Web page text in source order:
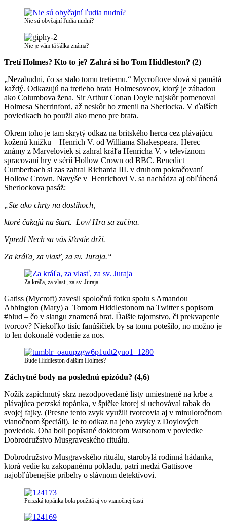
Nie sú obyčajní ľudia nudní?
Nie je vám tá šálka známa?
Tretí Holmes? Kto to je? Zahrá si ho Tom Hiddleston? (2)
„Nezabudni, čo sa stalo tomu tretiemu.“ Mycroftove slová si pamätá
každý. Odkazujú na tretieho brata Holmesovcov, ktorý je záhadou
ako Columbova žena. Sir Arthur Conan Doyle najskôr pomenoval
Holmesa Sherrinford, až neskôr ho zmenil na Sherlocka. V ďalších
poviedkach ho použil ako meno pre brata.
Okrem toho je tam skrytý odkaz na britského herca cez plávajúcu
koženú knižku – Henrich V. od Williama Shakespeara. Herec
známy z Marveloviek si zahral kráľa Henricha V. v televíznom
spracovaní hry v sérií Hollow Crown od BBC. Benedict
Cumberbach si zas zahral Richarda III. v druhom pokračovaní
Hollow Crown. Navyše v Henrichovi V. sa nachádza aj obľúbená
Sherlockova pasáž:
„Ste ako chrty na dostihoch,
ktoré čakajú na štart. Lov/ Hra sa začína.
Vpred! Nech sa vás šťastie drží.
Za kráľa, za vlasť, za sv. Juraja.“
Za kráľa, za vlasť, za sv. Juraja
Gatiss (Mycroft) zavesil spoločnú fotku spolu s Amandou
Abbington (Mary) a Tomom Hiddlestonom na Twitter s popisom
#blud – čo v slangu znamená brat. Ďalšie tajomstvo, či prekvapenie
tvorcov? Niekoľko tisíc fanúšičiek by sa tomu potešilo, no možno je
to len dokonalé vodenie za nos.
Bude Hiddleston ďalším Holmes?
Záchytné body na poslednú epizódu? (4,6)
Nožík zapichnutý skrz nezodpovedané listy umiestnené na krbe a
plávajúca perzská topánka, v špičke ktorej si uchovával tabak do
svojej fajky. (Presne tento zvyk využili tvorcovia aj v minuloročnom
vianočnom špeciáli). Je to odkaz na jeho zvyky z Doylových
poviedok. Oba boli popísané doktorom Watsonom v poviedke
Dobrodružstvo Musgraveského rituálu.
Dobrodružstvo Musgravského rituálu, starobylá rodinná hádanka,
ktorá vedie ku zakopanému pokladu, patrí medzi Gattisove
najobľúbenejšie príbehy o slávnom detektívovi.
Perzská topánka bola použitá aj vo vianočnej časti